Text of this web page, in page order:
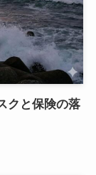
クと保険の落